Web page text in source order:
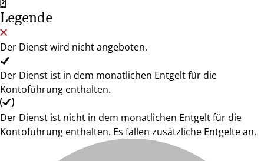
Legende
Der Dienst wird nicht angeboten.
Der Dienst ist in dem monatlichen Entgelt für die
Kontoführung enthalten.
Der Dienst ist nicht in dem monatlichen Entgelt für die
Kontoführung enthalten. Es fallen zusätzliche Entgelte an.